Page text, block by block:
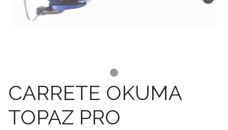
CARRETE OKUMA
TOPAZ PRO